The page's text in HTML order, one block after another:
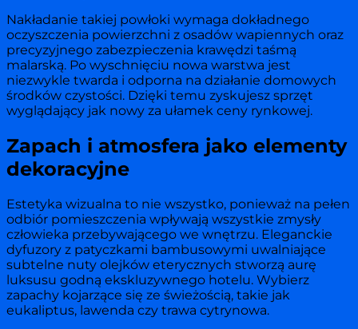
Nakładanie takiej powłoki wymaga dokładnego
oczyszczenia powierzchni z osadów wapiennych oraz
precyzyjnego zabezpieczenia krawędzi taśmą
malarską. Po wyschnięciu nowa warstwa jest
niezwykle twarda i odporna na działanie domowych
środków czystości. Dzięki temu zyskujesz sprzęt
wyglądający jak nowy za ułamek ceny rynkowej.
Zapach i atmosfera jako elementy
dekoracyjne
Estetyka wizualna to nie wszystko, ponieważ na pełen
odbiór pomieszczenia wpływają wszystkie zmysły
człowieka przebywającego we wnętrzu. Eleganckie
dyfuzory z patyczkami bambusowymi uwalniające
subtelne nuty olejków eterycznych stworzą aurę
luksusu godną ekskluzywnego hotelu. Wybierz
zapachy kojarzące się ze świeżością, takie jak
eukaliptus, lawenda czy trawa cytrynowa.